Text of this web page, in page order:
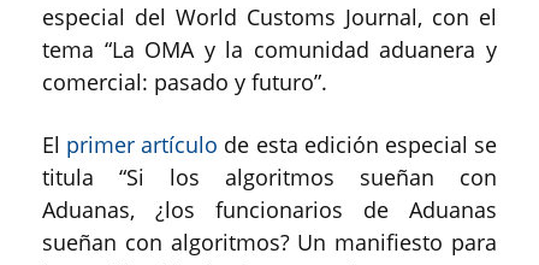
especial del World Customs Journal, con el
tema “La OMA y la comunidad aduanera y
comercial: pasado y futuro”.
El primer artículo de esta edición especial se
titula “Si los algoritmos sueñan con
Aduanas, ¿los funcionarios de Aduanas
sueñan con algoritmos? Un manifiesto para